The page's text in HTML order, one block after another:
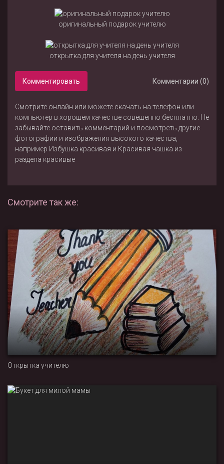
оригинальный подарок учителю
открытка для учителя на день учителя
Комментировать Комментарии (0)
Смотрите онлайн или можете скачать на телефон или
компьютер в хорошем качестве совешенно бесплатно. Не
забывайте оставить комментарий и посмотреть другие
фотографии и изображения высокого качества,
например Избушка красивая и Красивая чашка из
раздела красивые
Смотрите так же:
Открытка учителю